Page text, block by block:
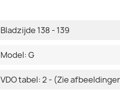
Bladzijde 138 - 139
Model: G
VDO tabel: 2 - (Zie